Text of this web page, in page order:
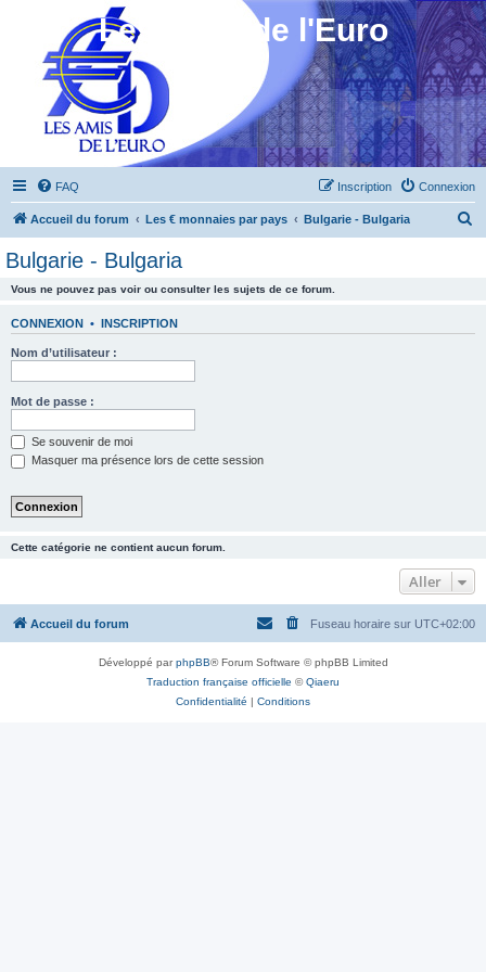
Les Amis de l'Euro
FAQ Connexion
Inscription
Accueil du forum Les € monnaies par pays Bulgarie - Bulgaria
Bulgarie - Bulgaria
Vous ne pouvez pas voir ou consulter les sujets de ce forum.
CONNEXION • INSCRIPTION
Nom d’utilisateur :
Mot de passe :
Se souvenir de moi
Masquer ma présence lors de cette session
Cette catégorie ne contient aucun forum.
Aller
Accueil du forum Fuseau horaire sur UTC+02:00
Développé parphpBB® Forum Software © phpBB Limited
Traduction française officielle ©Qiaeru
Confidentialité | Conditions